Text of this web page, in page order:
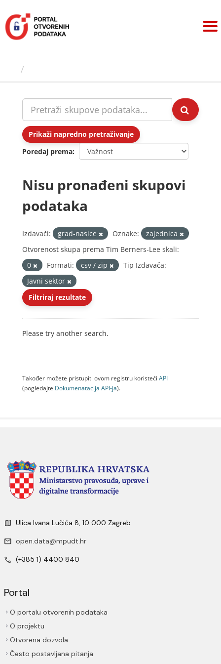
sadržaj
Prikaži napredno pretraživanje
Poredaj prema
Nisu pronađeni skupovi
podataka
Izdavači: grad-nasice Oznake:
zajednica
Otvorenost skupa prema Tim Berners-Lee skali:
0
Formati: csv / zip
Tip Izdavača:
Javni sektor
Filtriraj rezultate
Please try another search.
Također možete pristupiti ovom registru koristeći API
(pogledajte Dokumenаtаcijа API-jа).